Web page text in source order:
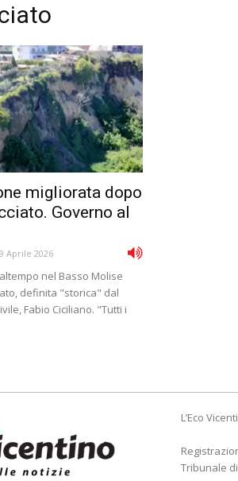
migliorata dopo
Governo al
9 Aprile 2026
nel Basso Molise
definita "storica" dal
Fabio Ciciliano. "Tutti i
L’Eco
Tribunale